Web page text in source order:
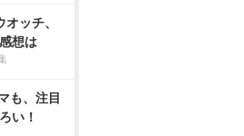
オッチ、
想は
も、注目
い！